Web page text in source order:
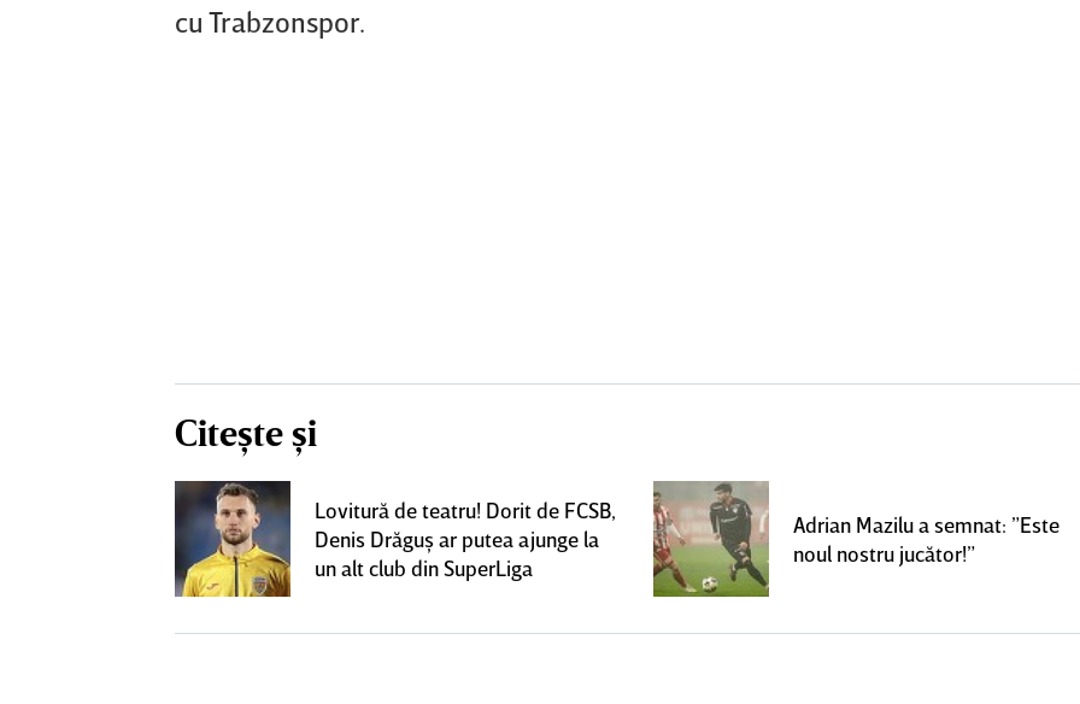
cu Trabzonspor.
Citește și
Lovitură de teatru! Dorit de FCSB,
Denis Drăguş ar putea ajunge la
un alt club din SuperLiga
Adrian Mazilu a semnat: ”Este
noul nostru jucător!”